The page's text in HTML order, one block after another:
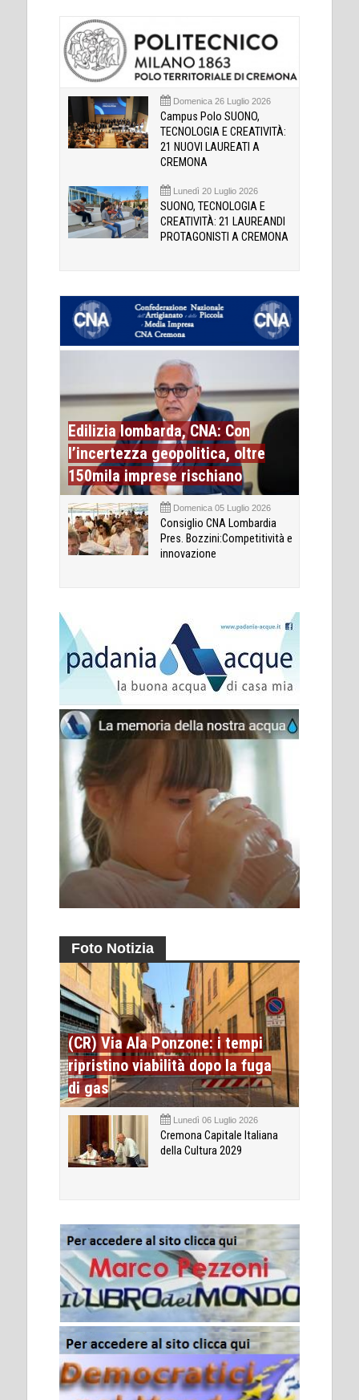
Domenica 26 Luglio 2026
Campus Polo SUONO,
TECNOLOGIA E CREATIVITÀ:
21 NUOVI LAUREATI A
CREMONA
Lunedì 20 Luglio 2026
SUONO, TECNOLOGIA E
CREATIVITÀ: 21 LAUREANDI
PROTAGONISTI A CREMONA
Edilizia lombarda, CNA: Con
l’incertezza geopolitica, oltre
150mila imprese rischiano
Domenica 05 Luglio 2026
Consiglio CNA Lombardia
Pres. Bozzini:Competitività e
innovazione
Foto Notizia
(CR) Via Ala Ponzone: i tempi
ripristino viabilità dopo la fuga
di gas
Lunedì 06 Luglio 2026
Cremona Capitale Italiana
della Cultura 2029